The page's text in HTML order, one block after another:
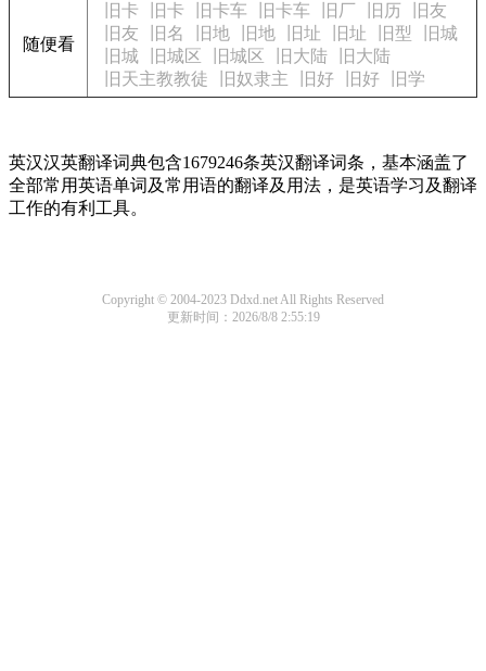
随便看
旧卡 旧卡 旧卡车 旧卡车 旧厂 旧历
旧友
旧友
旧名 旧地 旧地 旧址 旧址 旧型
旧城
旧城
旧城区 旧城区 旧大陆
旧大陆
旧天主教教徒
旧奴隶主 旧好 旧好 旧学
英汉汉英翻译词典包含1679246条英汉翻译词条，基本涵盖了
全部常用英语单词及常用语的翻译及用法，是英语学习及翻译
工作的有利工具。
Copyright © 2004-2023 Ddxd.net All Rights Reserved
更新时间：2026/8/8 2:55:19